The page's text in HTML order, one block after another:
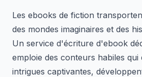
Les ebooks de fiction
des mondes imaginaires et des
Un service d'écriture d'ebook
emploie des conteurs habiles qui
intrigues captivantes,